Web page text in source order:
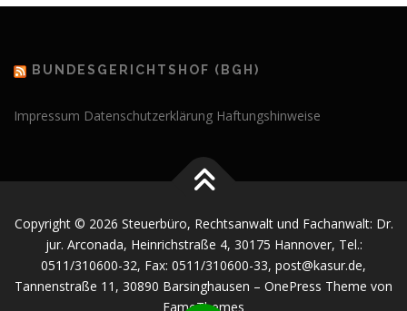
BUNDESGERICHTSHOF (BGH)
Impressum Datenschutzerklärung Haftungshinweise
Copyright © 2026 Steuerbüro, Rechtsanwalt und Fachanwalt: Dr.
jur. Arconada, Heinrichstraße 4, 30175 Hannover, Tel.:
0511/310600-32, Fax: 0511/310600-33, post@kasur.de,
Tannenstraße 11, 30890 Barsinghausen – OnePress Theme von
FameThemes